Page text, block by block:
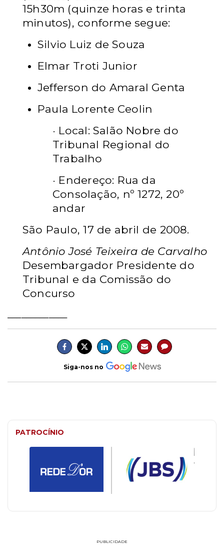
15h30m (quinze horas e trinta
minutos), conforme segue:
Silvio Luiz de Souza
Elmar Troti Junior
Jefferson do Amaral Genta
Paula Lorente Ceolin
· Local: Salão Nobre do
Tribunal Regional do
Trabalho
· Endereço: Rua da
Consolação, nº 1272, 20º
andar
São Paulo, 17 de abril de 2008.
Antônio José Teixeira de Carvalho
Desembargador Presidente do
Tribunal e da Comissão do
Concurso
Siga-nos no
PATROCÍNIO
PUBLICIDADE